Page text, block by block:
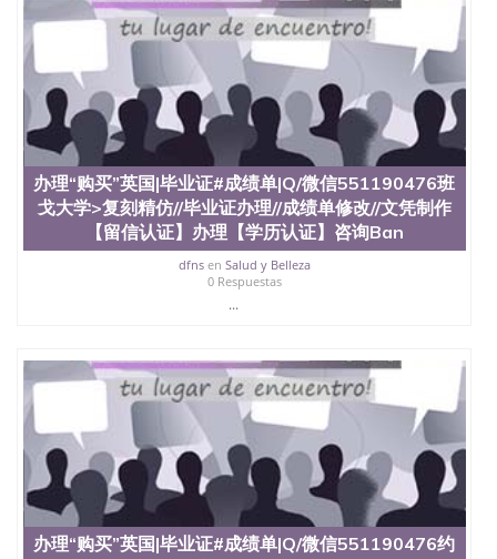
二、办理流程： 1、收集客户办理信息； 2、客户付
定金下单； 3、公司确认到账转制作点做电子图；
4、电子图做好发给客户确认； 5、电子图确认好转成
品部做成品； 6、成品做好拍照或者视频确认再付余
款； 7、快递给客户（国内顺丰，国外DHL）。 三、
真实网上可查的证明材料 1、教育部学历学位认证，
留服真实存档可查，存档。 2、留学回国人员证明
（使馆认证），使馆网站真实存档可查。 3、留信网
真实可查认证办理，存档可查，终身受用。 四、办理
流程农业科学院、艺术与建筑学院、商学院、交流学
院、地球及物质科学院、教育学院、工程学院、健康
与人类发展学院、信息工程与科学学院、人文学院、
护理学院、科学学院等。学校的教育学院排名在全美
前十名，工学院排名在前十五名，且继续攀升中。纽
约大学为学生们提供本科、硕士及博士学位。学校的
学、美术、电子工程、天文学、农业、环境污染控
制、历史、电气工程、生物工程、建筑设计、工商管
理、材料科学、机械工程、航天工程、土木工程、数
学、化学、英语、社会科学、心理学、戏剧、市场营
销、机械工程、计算机科学、物理学、人工智能、商
科、金融专业 1、客户提供相关材料，确定客户办理
信息，给出操作方案； 2、补充毕业证成绩单等相关
材料； 3、留服注册申请账号，付定金； 4、预约递
交时间，公司人员陪同客户本人一起去留服递交材
办理“购买”英国|毕业证#成绩单|Q/微信551190476班
戈大学>复刻精仿//毕业证办理//成绩单修改//文凭制作
【留信认证】办理【学历认证】咨询Ban
dfnsen Salud y Belleza
0 Respuestas
...
办理“购买”英国|毕业证#成绩单|Q/微信551190476约